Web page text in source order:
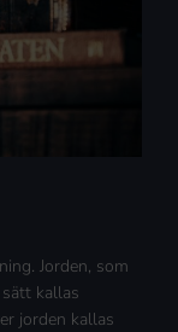
Jorden, som
kallas
jorden kallas